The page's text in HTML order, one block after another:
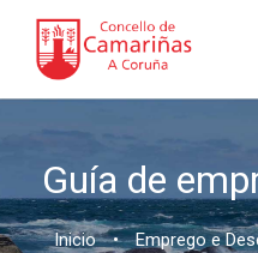
Guía de
Inicio • Emprego e